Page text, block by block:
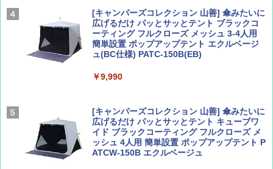
AIRLINE（エアライン）2026年9月号【特
集】ボーイング110周年を祝して！
￥1,760
￥2,277
新しい日本地理 地図・統計・移動から読み
解く (講談社現代新書)
￥1,540
[キャンパーズコレクション 山善] 傘みたいに
広げるだけ パッとサッとテント ブラックコ
ーティング フルクローズ メッシュ 3-4人用
簡単設置 ポップアップテント エクルベージ
ュ(BC仕様) PATC-150B(EB)
￥9,990
[キャンパーズコレクション 山善] 傘みたいに
広げるだけ パッとサッとテント キューブワ
イド ブラックコーティング フルクローズ メ
ッシュ 4人用 簡単設置 ポップアップテント P
ATCW-150B エクルベージュ